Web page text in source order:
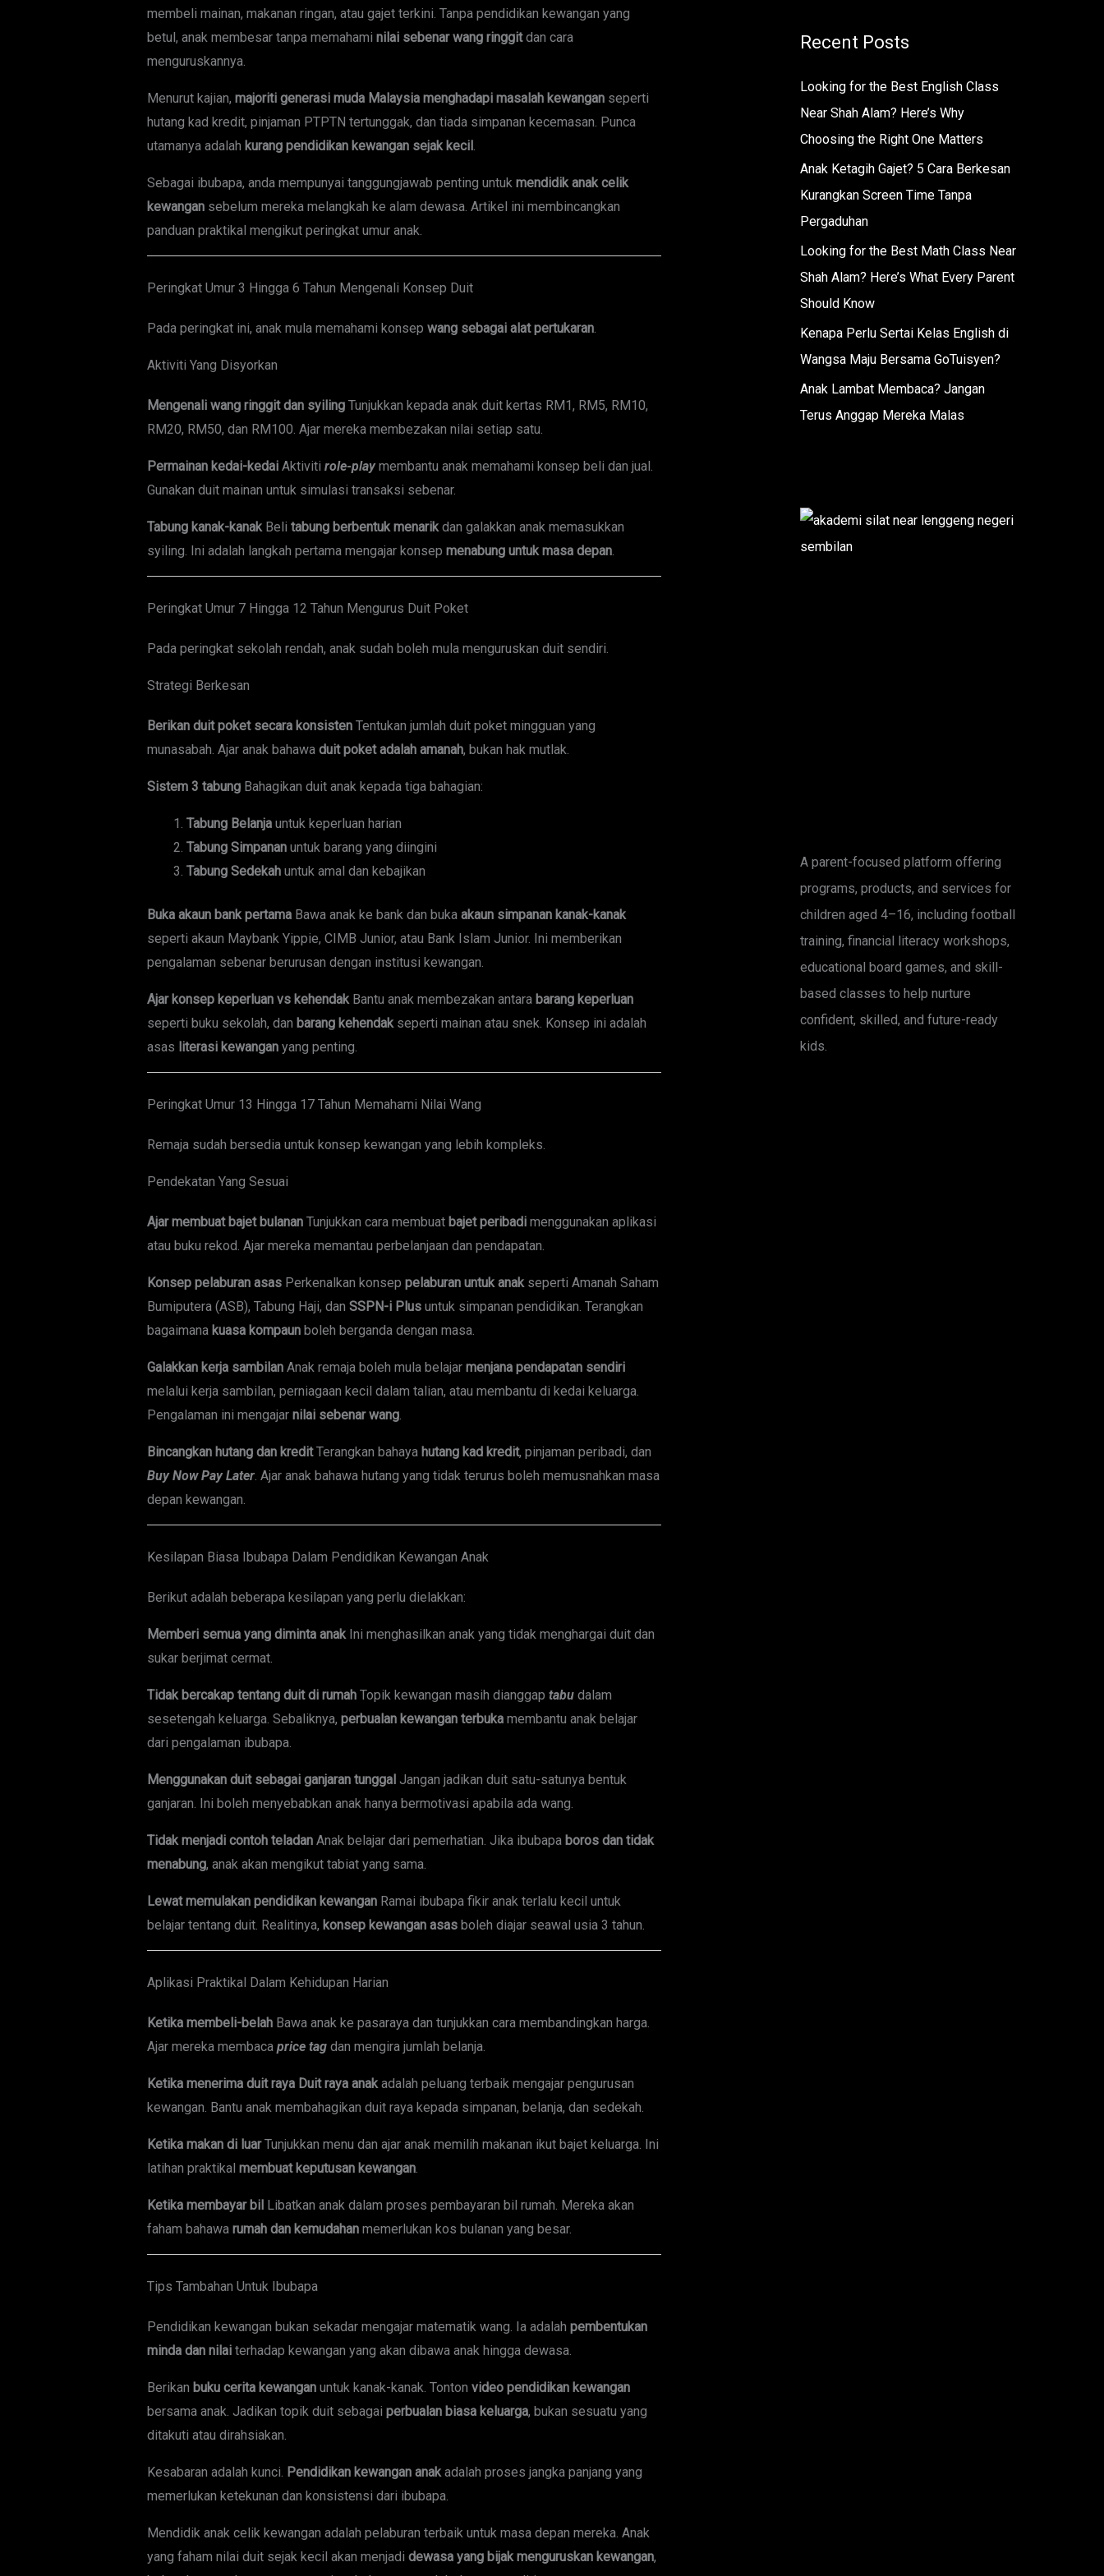
membeli mainan, makanan ringan, atau gajet terkini. Tanpa pendidikan kewangan yang
betul, anak membesar tanpa memahami nilai sebenar wang ringgitdan cara
menguruskannya.
Menurut kajian, majoriti generasi muda Malaysia menghadapi masalah kewanganseperti
hutang kad kredit, pinjaman PTPTN tertunggak, dan tiada simpanan kecemasan. Punca
utamanya adalah kurang pendidikan kewangan sejak kecil .
Sebagai ibubapa, anda mempunyai tanggungjawab penting untuk mendidik anak celik
kewangansebelum mereka melangkah ke alam dewasa. Artikel ini membincangkan
panduan praktikal mengikut peringkat umur anak.
Peringkat Umur 3 Hingga 6 Tahun Mengenali Konsep Duit
Pada peringkat ini, anak mula memahami konsep wang sebagai alat pertukaran.
Aktiviti Yang Disyorkan
Mengenali wang ringgit dan syilingTunjukkan kepada anak duit kertas RM1, RM5, RM10,
RM20, RM50, dan RM100. Ajar mereka membezakan nilai setiap satu.
Permainan kedai-kedaiAktiviti role-playmembantu anak memahami konsep beli dan jual.
Gunakan duit mainan untuk simulasi transaksi sebenar.
Tabung kanak-kanakBeli tabung berbentuk menarikdan galakkan anak memasukkan
syiling. Ini adalah langkah pertama mengajar konsep menabung untuk masa depan.
Peringkat Umur 7 Hingga 12 Tahun Mengurus Duit Poket
Pada peringkat sekolah rendah, anak sudah boleh mula menguruskan duit sendiri.
Strategi Berkesan
Berikan duit poket secara konsistenTentukan jumlah duit poket mingguan yang
munasabah. Ajar anak bahawa duit poket adalah amanah, bukan hak mutlak.
Sistem 3 tabungBahagikan duit anak kepada tiga bahagian:
Tabung Belanjauntuk keperluan harian
Tabung Simpananuntuk barang yang diingini
Tabung Sedekahuntuk amal dan kebajikan
Buka akaun bank pertamaBawa anak ke bank dan buka akaun simpanan kanak-kanak
seperti akaun Maybank Yippie, CIMB Junior, atau Bank Islam Junior. Ini memberikan
pengalaman sebenar berurusan dengan institusi kewangan.
Ajar konsep keperluan vs kehendakBantu anak membezakan antara barang keperluan
seperti buku sekolah, dan barang kehendakseperti mainan atau snek. Konsep ini adalah
asas literasi kewanganyang penting.
Peringkat Umur 13 Hingga 17 Tahun Memahami Nilai Wang
Remaja sudah bersedia untuk konsep kewangan yang lebih kompleks.
Pendekatan Yang Sesuai
Ajar membuat bajet bulananTunjukkan cara membuat bajet peribadimenggunakan aplikasi
atau buku rekod. Ajar mereka memantau perbelanjaan dan pendapatan.
Konsep pelaburan asasPerkenalkan konsep pelaburan untuk anakseperti Amanah Saham
Bumiputera (ASB), Tabung Haji, dan SSPN-i Plusuntuk simpanan pendidikan. Terangkan
bagaimana kuasa kompaunboleh berganda dengan masa.
Galakkan kerja sambilanAnak remaja boleh mula belajar menjana pendapatan sendiri
melalui kerja sambilan, perniagaan kecil dalam talian, atau membantu di kedai keluarga.
Pengalaman ini mengajar nilai sebenar wang.
Bincangkan hutang dan kreditTerangkan bahaya hutang kad kredit, pinjaman peribadi, dan
Buy Now Pay Later. Ajar anak bahawa hutang yang tidak terurus boleh memusnahkan masa
depan kewangan.
Kesilapan Biasa Ibubapa Dalam Pendidikan Kewangan Anak
Berikut adalah beberapa kesilapan yang perlu dielakkan:
Memberi semua yang diminta anakIni menghasilkan anak yang tidak menghargai duit dan
sukar berjimat cermat.
Tidak bercakap tentang duit di rumahTopik kewangan masih dianggap tabudalam
sesetengah keluarga. Sebaliknya, perbualan kewangan terbukamembantu anak belajar
dari pengalaman ibubapa.
Menggunakan duit sebagai ganjaran tunggal Jangan jadikan duit satu-satunya bentuk
ganjaran. Ini boleh menyebabkan anak hanya bermotivasi apabila ada wang.
Tidak menjadi contoh teladanAnak belajar dari pemerhatian. Jika ibubapa boros dan tidak
menabung, anak akan mengikut tabiat yang sama.
Lewat memulakan pendidikan kewanganRamai ibubapa fikir anak terlalu kecil untuk
belajar tentang duit. Realitinya, konsep kewangan asasboleh diajar seawal usia 3 tahun.
Aplikasi Praktikal Dalam Kehidupan Harian
Ketika membeli-belahBawa anak ke pasaraya dan tunjukkan cara membandingkan harga.
Ajar mereka membaca price tagdan mengira jumlah belanja.
Ketika menerima duit raya Duit raya anakadalah peluang terbaik mengajar pengurusan
kewangan. Bantu anak membahagikan duit raya kepada simpanan, belanja, dan sedekah.
Ketika makan di luarTunjukkan menu dan ajar anak memilih makanan ikut bajet keluarga. Ini
latihan praktikal membuat keputusan kewangan.
Ketika membayar bil Libatkan anak dalam proses pembayaran bil rumah. Mereka akan
faham bahawa rumah dan kemudahanmemerlukan kos bulanan yang besar.
Tips Tambahan Untuk Ibubapa
Pendidikan kewangan bukan sekadar mengajar matematik wang. Ia adalah pembentukan
minda dan nilaiterhadap kewangan yang akan dibawa anak hingga dewasa.
Berikan buku cerita kewanganuntuk kanak-kanak. Tonton video pendidikan kewangan
bersama anak. Jadikan topik duit sebagai perbualan biasa keluarga, bukan sesuatu yang
ditakuti atau dirahsiakan.
Kesabaran adalah kunci. Pendidikan kewangan anakadalah proses jangka panjang yang
memerlukan ketekunan dan konsistensi dari ibubapa.
Mendidik anak celik kewangan adalah pelaburan terbaik untuk masa depan mereka. Anak
yang faham nilai duit sejak kecil akan menjadi dewasa yang bijak menguruskan kewangan,
Recent Posts
Looking for the Best English Class
Near Shah Alam? Here’s Why
Choosing the Right One Matters
Anak Ketagih Gajet? 5 Cara Berkesan
Kurangkan Screen Time Tanpa
Pergaduhan
Looking for the Best Math Class Near
Shah Alam? Here’s What Every Parent
Should Know
Kenapa Perlu Sertai Kelas English di
Wangsa Maju Bersama GoTuisyen?
Anak Lambat Membaca? Jangan
Terus Anggap Mereka Malas
A parent-focused platform offering
programs, products, and services for
children aged 4–16, including football
training, financial literacy workshops,
educational board games, and skill-
based classes to help nurture
confident, skilled, and future-ready
kids.